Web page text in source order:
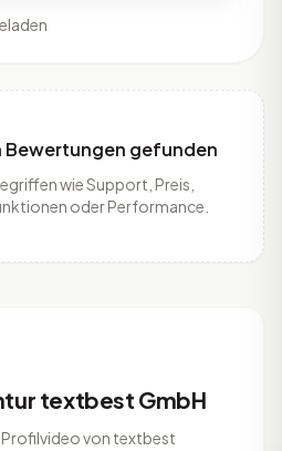
Bewertungen gefunden
wie Support, Preis,
oder Performance.
textbest GmbH
von textbest